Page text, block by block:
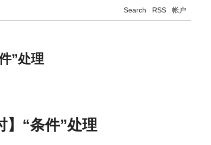
Search RSS 帐户
”处理
】“条件”处理